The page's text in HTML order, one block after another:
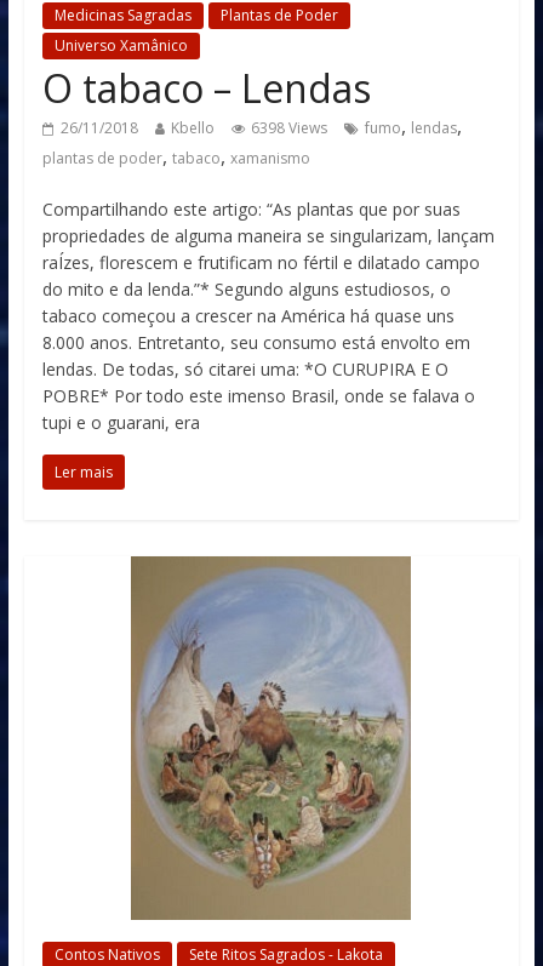
Medicinas Sagradas
Plantas de Poder
Universo Xamânico
O tabaco – Lendas
26/11/2018 Kbello 6398 Views fumo, lendas,
plantas de poder, tabaco, xamanismo
Compartilhando este artigo: “As plantas que por suas
propriedades de alguma maneira se singularizam, lançam
raÍzes, florescem e frutificam no fértil e dilatado campo
do mito e da lenda.”* Segundo alguns estudiosos, o
tabaco começou a crescer na América há quase uns
8.000 anos. Entretanto, seu consumo está envolto em
lendas. De todas, só citarei uma: *O CURUPIRA E O
POBRE* Por todo este imenso Brasil, onde se falava o
tupi e o guarani, era
Ler mais
Contos Nativos
Sete Ritos Sagrados - Lakota